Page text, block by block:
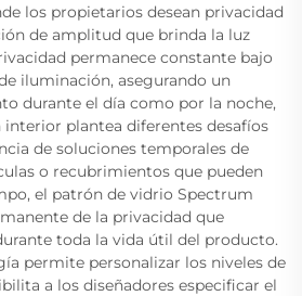
los propietarios desean privacidad
de amplitud que brinda la luz
permanece constante bajo
iluminación, asegurando un
durante el día como por la noche,
plantea diferentes desafíos
de soluciones temporales de
o recubrimientos que pueden
el patrón de vidrio Spectrum
de la privacidad que
toda la vida útil del producto.
permite personalizar los niveles de
a los diseñadores especificar el